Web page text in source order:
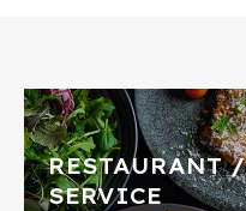
RESTAURANT /
SERVICE